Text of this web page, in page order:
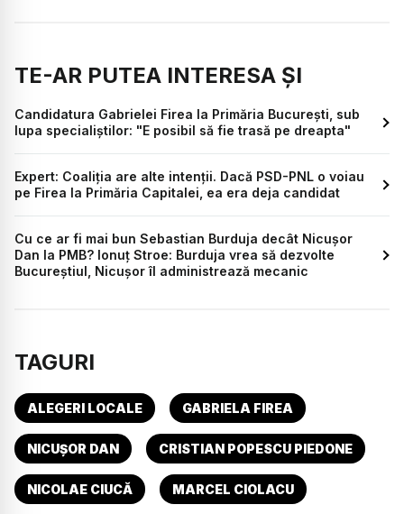
TE-AR PUTEA INTERESA ȘI
Candidatura Gabrielei Firea la Primăria București, sub
lupa specialiștilor: "E posibil să fie trasă pe dreapta"
Expert: Coaliția are alte intenții. Dacă PSD-PNL o voiau
pe Firea la Primăria Capitalei, ea era deja candidat
Cu ce ar fi mai bun Sebastian Burduja decât Nicușor
Dan la PMB? Ionuț Stroe: Burduja vrea să dezvolte
Bucureștiul, Nicușor îl administrează mecanic
TAGURI
ALEGERI LOCALE GABRIELA FIREA
NICUȘOR DAN CRISTIAN POPESCU PIEDONE
NICOLAE CIUCĂ MARCEL CIOLACU